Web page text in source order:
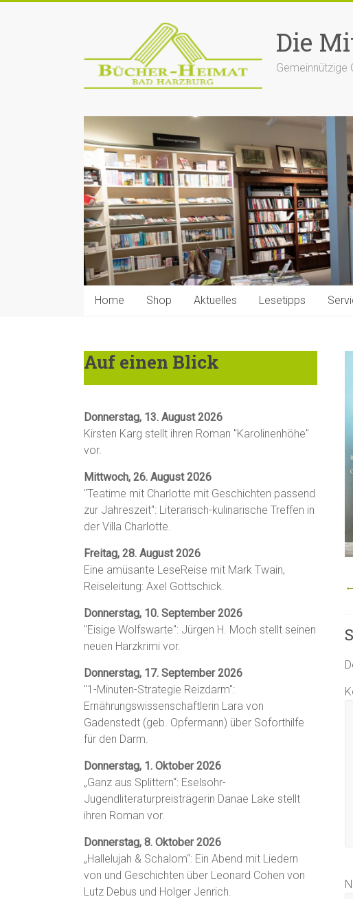
Die
Gemeinnützige
Home Shop Aktuelles Lesetipps
Auf einen Blick
Donnerstag, 13. August 2026
Kirsten Karg stellt ihren Roman "Karolinenhöhe"
vor.
Mittwoch, 26. August 2026
"Teatime mit Charlotte mit Geschichten passend
zur Jahreszeit": Literarisch-kulinarische Treffen in
der Villa Charlotte.
Freitag, 28. August 2026
Eine amüsante LeseReise mit Mark Twain,
Reiseleitung: Axel Gottschick.
Donnerstag, 10. September 2026
"Eisige Wolfswarte": Jürgen H. Moch stellt seinen
neuen Harzkrimi vor.
Donnerstag, 17. September 2026
"1-Minuten-Strategie Reizdarm":
Ernährungswissenschaftlerin Lara von
Gadenstedt (geb. Opfermann) über Soforthilfe
für den Darm.
Donnerstag, 1. Oktober 2026
„Ganz aus Splittern“: Eselsohr-
Jugendliteraturpreisträgerin Danae Lake stellt
ihren Roman vor.
Donnerstag, 8. Oktober 2026
„Hallelujah & Schalom“: Ein Abend mit Liedern
von und Geschichten über Leonard Cohen von
Lutz Debus und Holger Jenrich.